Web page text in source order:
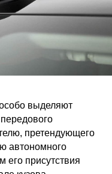
выделяют
претендующего
автономного
присутствия